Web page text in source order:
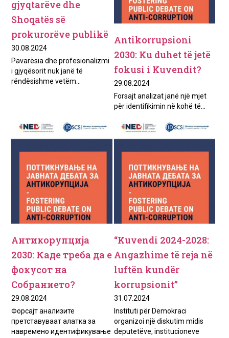
gjyqtarëve dhe
Shoqatës së
prokurorëve publikë
30.08.2024
Pavarësia dhe profesionalizmi
i gjyqësorit nuk janë të
rëndësishme vetëm...
Antikorrupsioni
2030: Ku duhet të jetë
fokusi i Kuvendit?
29.08.2024
Forsajt analizat janë një mjet
për identifikimin në kohë të...
Антикорупција
2030: Каде треба да е
фокусот на
Собранието?
29.08.2024
Форсајт анализите
претставуваат алатка за
навремено идентификување
“Kuvendi 2024-2028:
Angazhime të reja në
luftën kundër
korrupsionit”
31.07.2024
Instituti për Demokraci
organizoi një diskutim midis
deputetëve, institucioneve